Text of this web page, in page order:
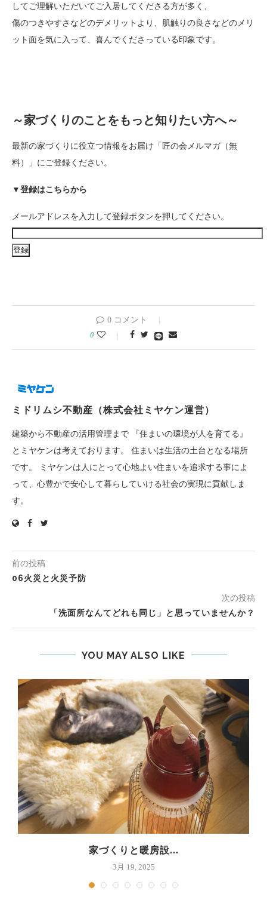
してご理解いただいてご入居してくださる方が多く、
傷のつきやすさなどのデメリットより、肌触りの良さなどのメリ
ット面を気に入って、喜んでくださっている印象です。
～家づくりのことをもっと知りたい方へ～
最新の家づくりに役立つ情報をお届け「匠の会メルマガ（無
料）」にご登録ください。
▼登録はこちらから
メールアドレスを入力して登録ボタンを押してください。
0 コメント
0
ミドリムシ不動産（株式会社ミヤケン運営）
建築から不動産の活用管理まで 『住まいの環境が人を育てる』
とミヤケンは考えております。 住まいは生活の土台となる場所
です。 ミヤケンは人にとって心地よい住まいを追求する事によ
って、心豊かで安心して暮らしていける社会の実現に貢献しま
す。
前の投稿
06火災と火災予防
次の投稿
「洗面所なんてどれも同じ」と思っていませんか？
YOU MAY ALSO LIKE
家づくりと暖房設...
3月 19, 2025